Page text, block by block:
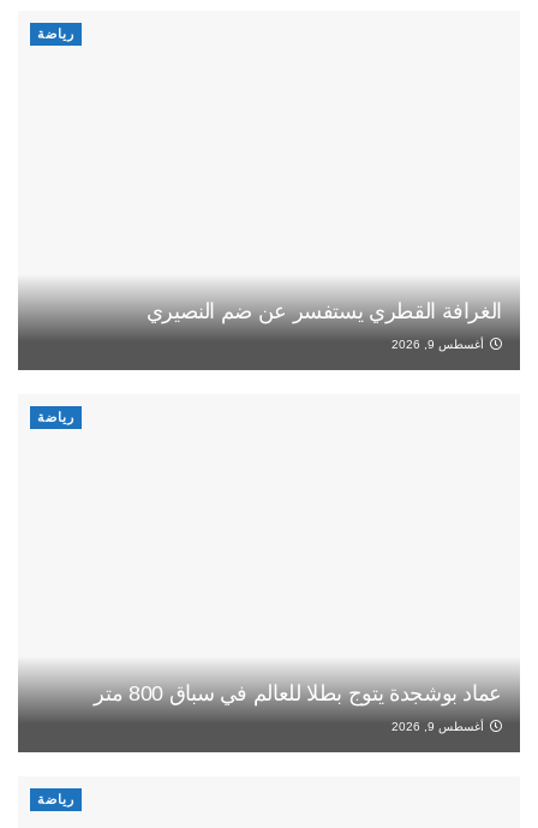
رياضة
الغرافة القطري يستفسر عن ضم النصيري
أغسطس 9, 2026
رياضة
عماد بوشجدة يتوج بطلا للعالم في سباق 800 متر
أغسطس 9, 2026
رياضة